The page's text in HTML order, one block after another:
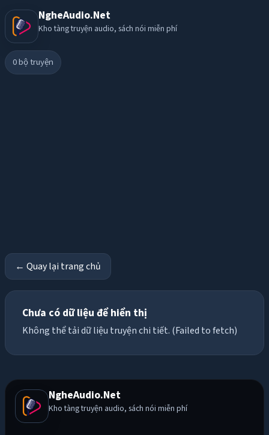
NgheAudio.Net
Kho tàng truyện audio, sách nói miễn phí
0bộ truyện
← Quay lại trang chủ
Chưa có dữ liệu để hiển thị
Không thể tải dữ liệu truyện chi tiết. (Failed to fetch)
NgheAudio.Net
Kho tàng truyện audio, sách nói miễn phí